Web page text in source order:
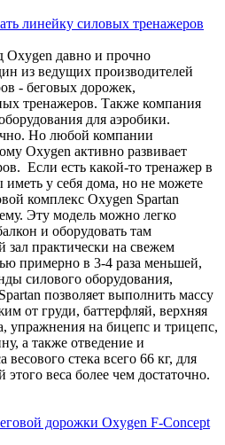
линейку силовых тренажеров
Oxygen давно и прочно
из ведущих производителей
- беговых дорожек,
тренажеров. Также компания
для аэробики.
Но любой компании
Oxygen активно развивает
Если есть какой-то тренажер в
иметь у себя дома, но не можете
комплекс Oxygen Spartan
Эту модель можно легко
и оборудовать там
практически на свежем
примерно в 3-4 раза меньшей,
силового оборудования,
позволяет выполнить массу
от груди, баттерфляй, верхняя
упражнения на бицепс и трицепс,
а также отведение и
стека всего 66 кг, для
этого веса более чем достаточно.
дорожки Oxygen F-Concept